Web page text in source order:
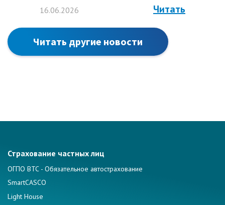
16.06.2026 Читать
Читать другие новости
Страхование частных лиц
ОГПО ВТС - Обязательное автострахование
SmartCASCO
Light House